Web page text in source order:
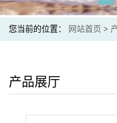
您当前的位置： 网站首页 >
产品展厅